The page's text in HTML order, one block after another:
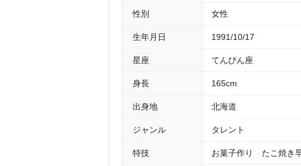
性別 女性
生年月日 1991/10/17
星座 てんびん座
身長 165cm
出身地 北海道
ジャンル タレント
特技 お菓子作り たこ焼き